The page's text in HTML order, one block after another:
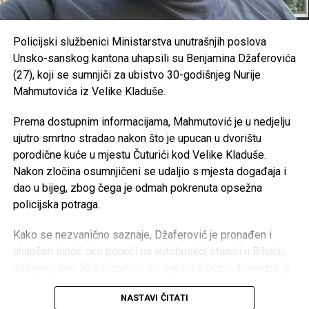
RK “Sana 7” –
OKK “Sana” –25.000 KM
SPD “Mulež” –15.000 KM
SRD “Devet rijeka” –15.000 KM
AK “Sana” –10.000 KM
Fitness klub “Sana” –8.000 KM
Judo klub “Sanski Most” – 7.500 KM
Karate klub “Hurije” –
Ronilački klub “Vir” –5.000 KM
OVDJE možete vidjeti kolike plate imaju zaposleni u
javnom sektoru
https://antikorupcijausk.ba/V2/registar-zaposlenih-u-
javnom-sektoru/
Post
Tweet
Mail
Policijski službenici Ministarstva unutrašnjih poslova
Unsko-sanskog kantona uhapsili su Benjamina Džaferovića
(27), koji se sumnjiči za ubistvo 30-godišnjeg Nurije
Mahmutovića iz Velike Kladuše.
Prema dostupnim informacijama, Mahmutović je u nedjelju
ujutro smrtno stradao nakon što je upucan u dvorištu
porodične kuće u mjestu Čuturići kod Velike Kladuše.
Nakon zločina osumnjičeni se udaljio s mjesta događaja i
dao u bijeg, zbog čega je odmah pokrenuta opsežna
policijska potraga.
Kako se nezvanično saznaje, Džaferović je pronađen i
uhapšen sinoć oko ponoći na autobuskoj stanici u Bihaću,
čekao autobus kojim je planirao nastaviti bijeg.
NASTAVI ČITATI